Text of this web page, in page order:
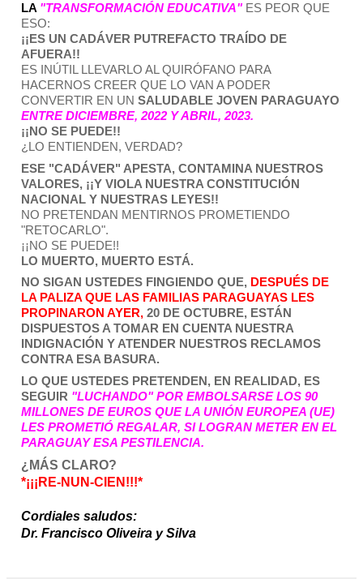
LA "TRANSFORMACIÓN EDUCATIVA" ES PEOR QUE
ESO:
¡¡ES UN CADÁVER PUTREFACTO TRAÍDO DE
AFUERA!!
ES INÚTIL LLEVARLO AL QUIRÓFANO PARA
HACERNOS CREER QUE LO VAN A PODER
CONVERTIR EN UN
ENTRE DICIEMBRE, 2022 Y ABRIL, 2023.
¡¡NO SE PUEDE!!
¿LO ENTIENDEN, VERDAD?
ESE "CADÁVER" APESTA, CONTAMINA NUESTROS
VALORES, ¡¡Y VIOLA NUESTRA CONSTITUCIÓN
NACIONAL Y NUESTRAS LEYES!!
NO PRETENDAN MENTIRNOS PROMETIENDO
"RETOCARLO".
¡¡NO SE PUEDE!!
LO MUERTO, MUERTO ESTÁ.
NO SIGAN USTEDES FINGIENDO QUE, DESPUÉS DE
LA PALIZA QUE LAS FAMILIAS PARAGUAYAS LES
PROPINARON AYER, 20 DE OCTUBRE, ESTÁN
DISPUESTOS A TOMAR EN CUENTA NUESTRA
INDIGNACIÓN Y ATENDER NUESTROS RECLAMOS
CONTRA ESA BASURA.
LO QUE USTEDES PRETENDEN, EN REALIDAD, ES
SEGUIR "LUCHANDO" POR EMBOLSARSE LOS 90
MILLONES DE EUROS QUE LA UNIÓN EUROPEA (UE)
LES PROMETIÓ REGALAR, SI LOGRAN METER EN EL
PARAGUAY ESA PESTILENCIA.
¿MÁS CLARO?
*¡¡¡RE-NUN-CIEN!!!*
Cordiales saludos:
Dr. Francisco Oliveira y Silva